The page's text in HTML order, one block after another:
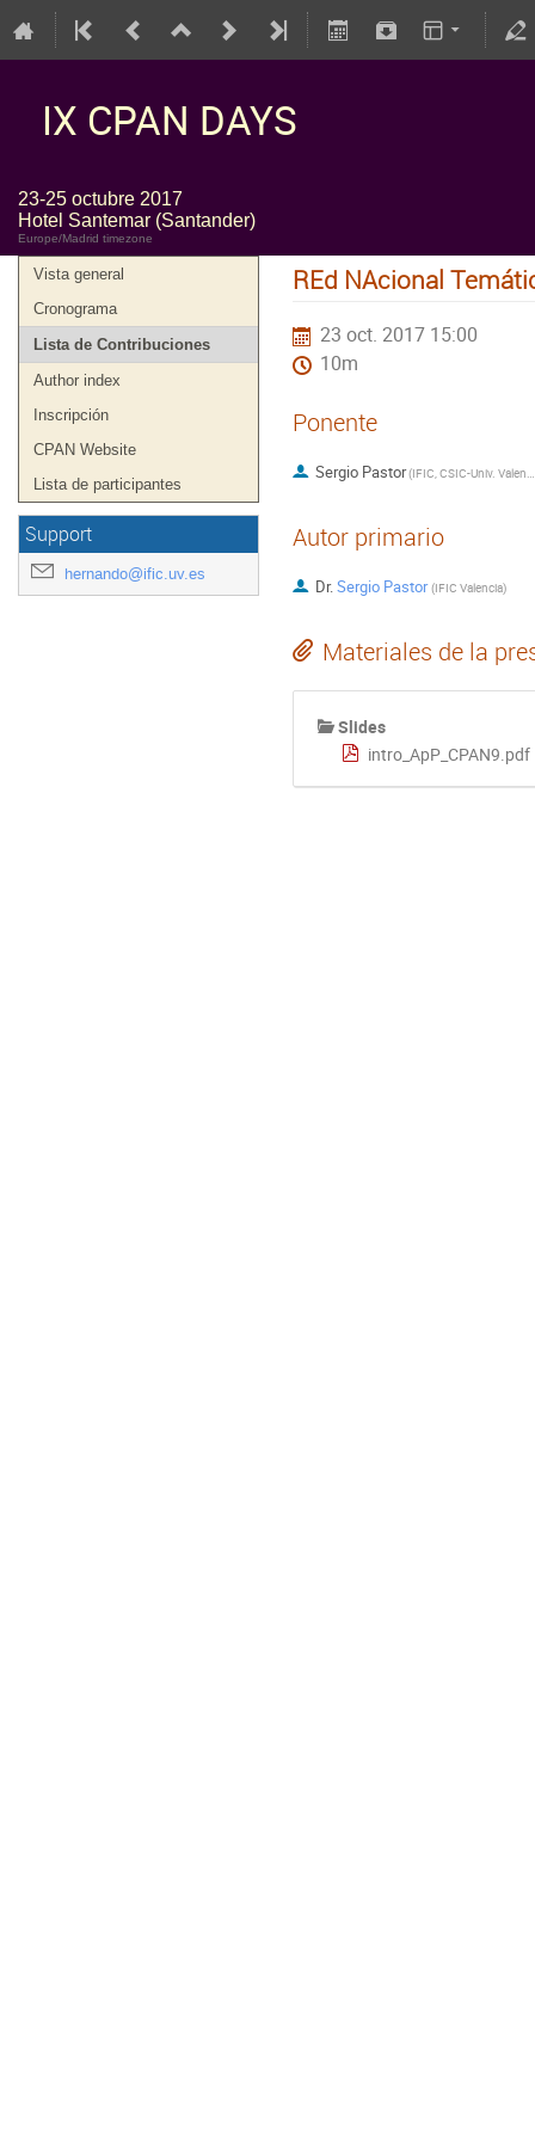
IX CPAN DAYS
23-25 octubre 2017
Hotel Santemar (Santander)
Europe/Madrid timezone
Vista general
Cronograma
Lista de Contribuciones
Author index
Inscripción
CPAN Website
Lista de participantes
Support
hernando@ific.uv.es
REd NAcional
23 oct. 2017 15:00
10m
Ponente
Sergio Pastor( IFIC, CSIC-Univ. Valencia
Autor primario
Dr.Sergio Pastor (IFIC Valencia)
Materiales de la
Slides
intro_ApP_CPAN9.pdf